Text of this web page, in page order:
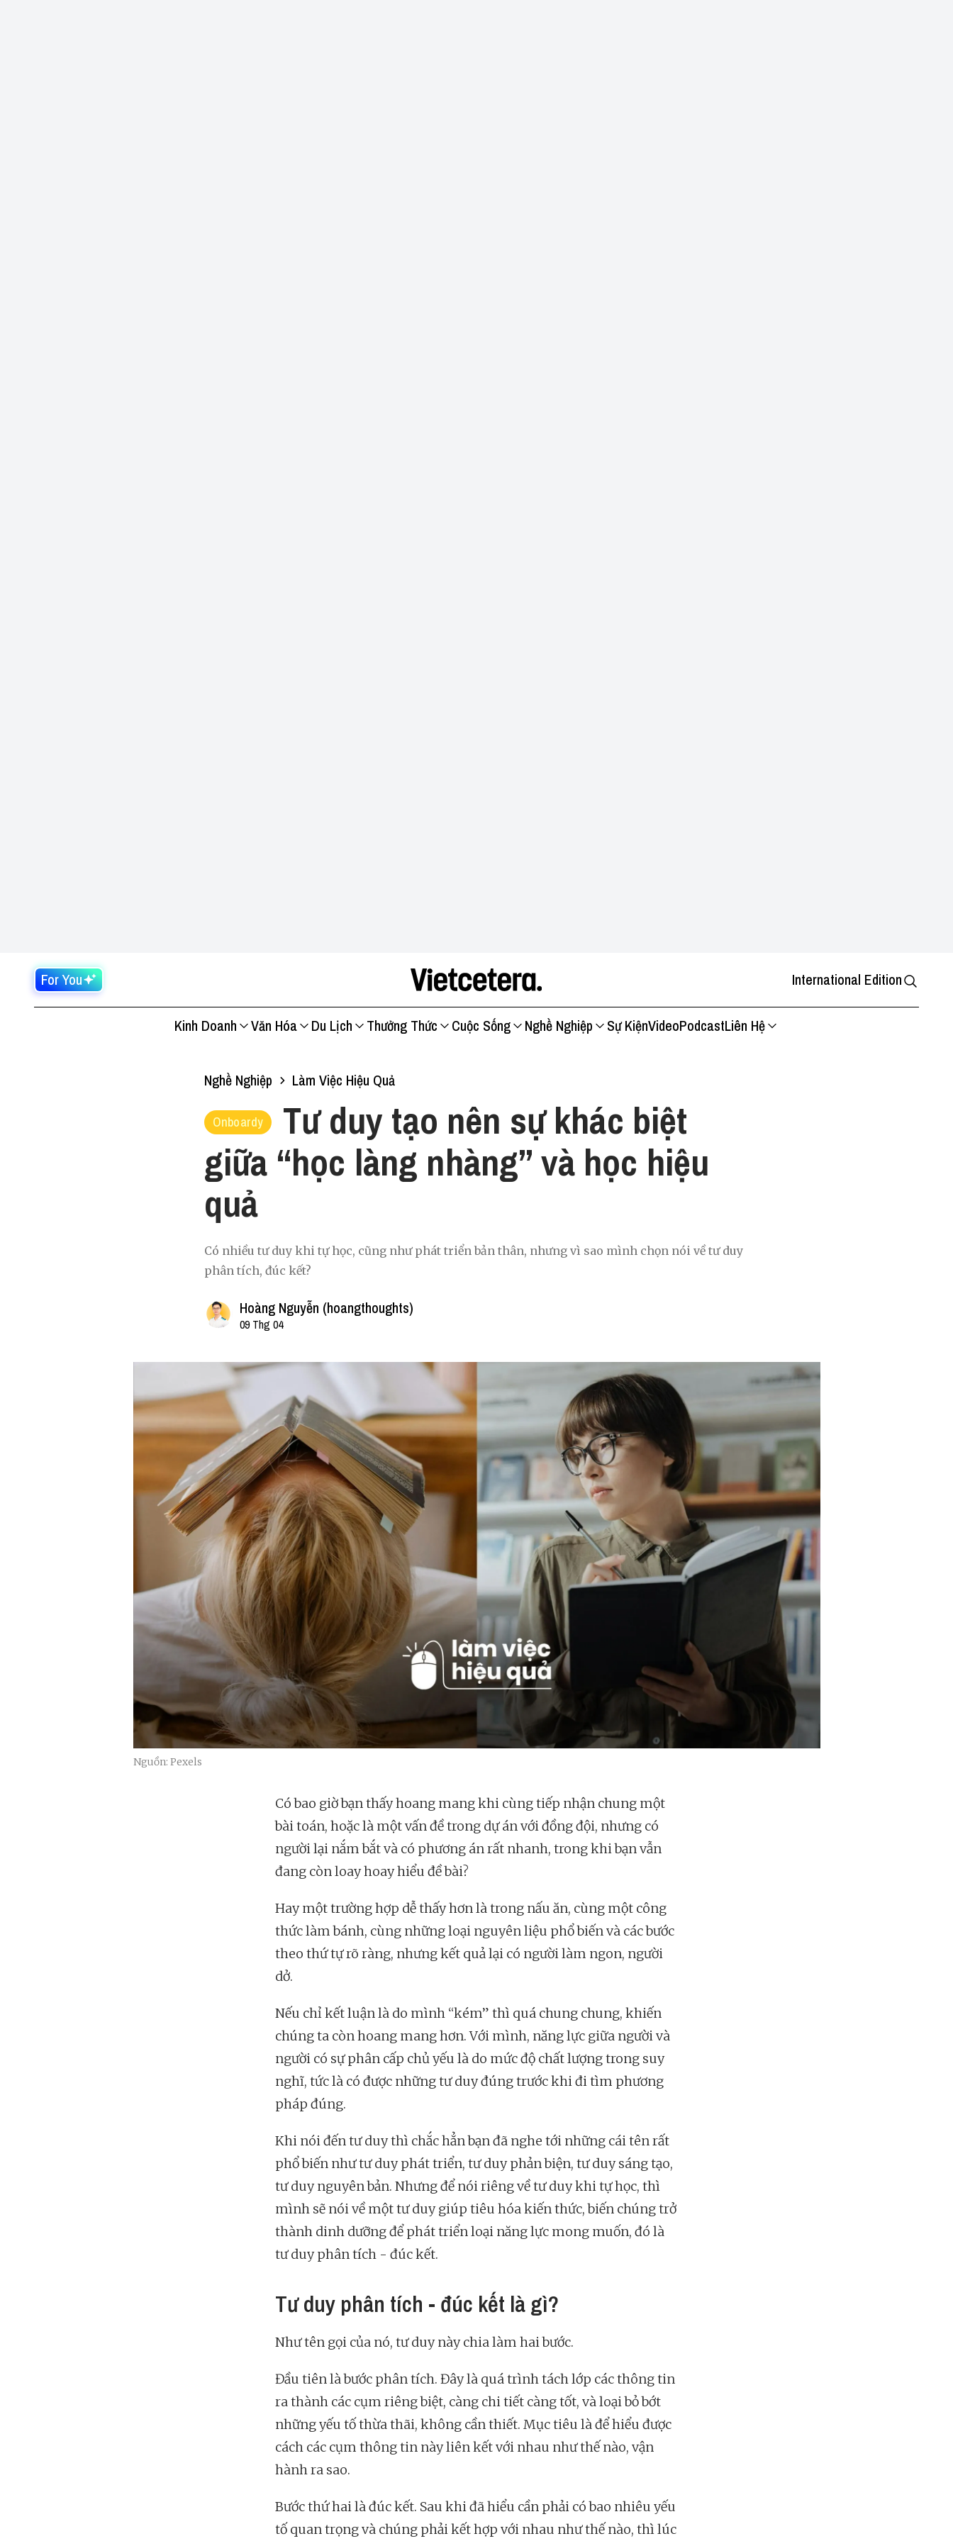
For You International Edition
Kinh Doanh Văn Hóa Du Lịch Thưởng Thức Cuộc Sống Nghề Nghiệp Sự KiệnVideoPodcastLiên Hệ
Nghề Nghiệp Làm Việc Hiệu Quả
Onboardy
Tư duy tạo nên sự khác biệt
giữa “học làng nhàng” và học hiệu
quả
Có nhiều tư duy khi tự học, cũng như phát triển bản thân, nhưng vì sao mình chọn nói về tư duy
phân tích, đúc kết?
Hoàng Nguyễn (hoangthoughts)
09 Thg 04
Nguồn: Pexels
Có bao giờ bạn thấy hoang mang khi cùng tiếp nhận chung một
bài toán, hoặc là một vấn đề trong dự án với đồng đội, nhưng có
người lại nắm bắt và có phương án rất nhanh, trong khi bạn vẫn
đang còn loay hoay hiểu đề bài?
Hay một trường hợp dễ thấy hơn là trong nấu ăn, cùng một công
thức làm bánh, cùng những loại nguyên liệu phổ biến và các bước
theo thứ tự rõ ràng, nhưng kết quả lại có người làm ngon, người
dở.
Nếu chỉ kết luận là do mình “kém” thì quá chung chung, khiến
chúng ta còn hoang mang hơn. Với mình, năng lực giữa người và
người có sự phân cấp chủ yếu là do mức độ chất lượng trong suy
nghĩ, tức là có được những tư duy đúng trước khi đi tìm phương
pháp đúng.
Khi nói đến tư duy thì chắc hẳn bạn đã nghe tới những cái tên rất
phổ biến như tư duy phát triển, tư duy phản biện, tư duy sáng tạo,
tư duy nguyên bản. Nhưng để nói riêng về tư duy khi tự học, thì
mình sẽ nói về một tư duy giúp tiêu hóa kiến thức, biến chúng trở
thành dinh dưỡng để phát triển loại năng lực mong muốn, đó là
tư duy phân tích - đúc kết.
Tư duy phân tích - đúc kết là gì?
Như tên gọi của nó, tư duy này chia làm hai bước.
Đầu tiên là bước phân tích. Đây là quá trình tách lớp các thông tin
ra thành các cụm riêng biệt, càng chi tiết càng tốt, và loại bỏ bớt
những yếu tố thừa thãi, không cần thiết. Mục tiêu là để hiểu được
cách các cụm thông tin này liên kết với nhau như thế nào, vận
hành ra sao.
Bước thứ hai là đúc kết. Sau khi đã hiểu cần phải có bao nhiêu yếu
tố quan trọng và chúng phải kết hợp với nhau như thế nào, thì lúc